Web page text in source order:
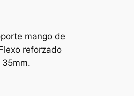
mango de
reforzado